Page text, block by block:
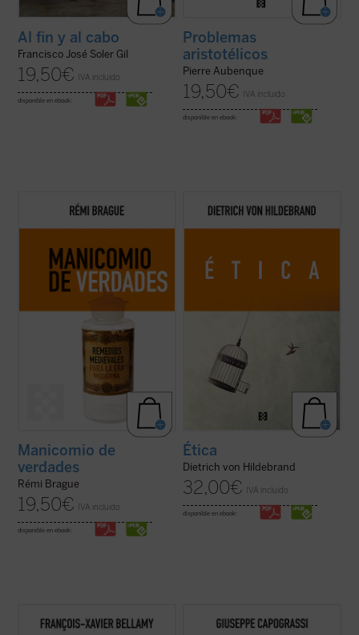
Al fin y al cabo
Francisco José Soler Gil
19,50€ IVA incluido
disponible en ebook:
Problemas
aristotélicos
Pierre Aubenque
19,50€ IVA incluido
disponible en ebook:
Brague se remite a nuestros antepasados
intelectuales del mundo medieval para
preservar ante la crisis moderna. «¿Qué
(ver ficha)
Manicomio de
verdades
Rémi Brague
19,50€ IVA incluido
disponible en ebook:
Este libro es ya un clásico de la filosofía
moral contemporánea. Grandioso en la
cotidiana, una descripción global de ...
Ética
Dietrich von Hildebrand
32,00€ IVA incluido
disponible en ebook:
Bellamy nos presenta un elogio de la
permanencia exponiendo las
El protagonismo del individuo histórico y
concreto es una constante en la obra de